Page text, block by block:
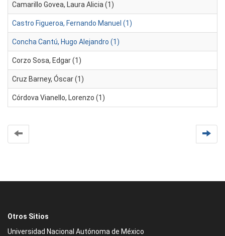
Camarillo Govea, Laura Alicia (1)
Castro Figueroa, Fernando Manuel (1)
Concha Cantú, Hugo Alejandro (1)
Corzo Sosa, Edgar (1)
Cruz Barney, Óscar (1)
Córdova Vianello, Lorenzo (1)
Otros Sitios
Universidad Nacional Autónoma de México